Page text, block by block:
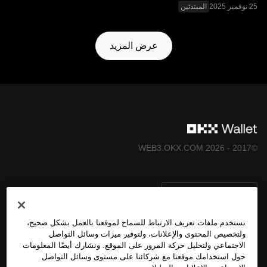
المبتدئين
عرض المزيد
©2017 - 2026 WEB3.OKX.COM
المزيد عن OKX Web3
نستخدم ملفات تعريف الارتباط للسماح لموقعنا بالعمل بشكل صحيح،
ولتخصيص المحتوى والإعلانات، ولتوفير ميزات وسائل التواصل
الاجتماعي ولتحليل حركة المرور على الموقع. ونشارك أيضًا المعلومات
حول استخدامك موقعنا مع شركائنا على مستوى وسائل التواصل